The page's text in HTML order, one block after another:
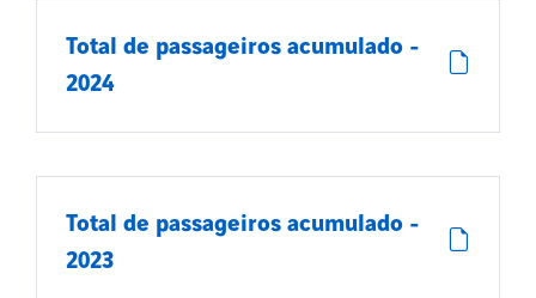
Total de passageiros acumulado -
2024
Total de passageiros acumulado -
2023